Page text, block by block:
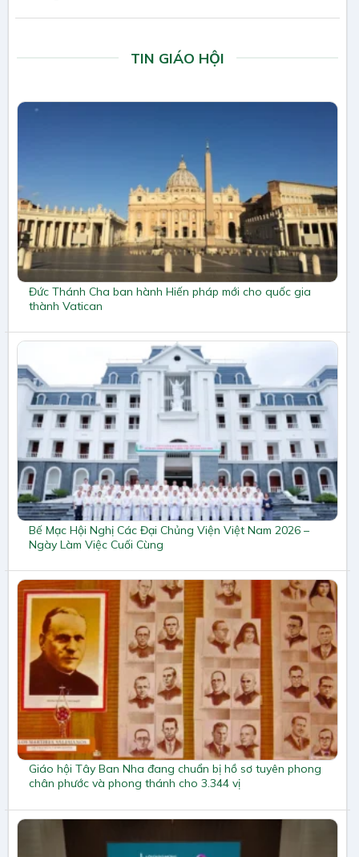
TIN GIÁO HỘI
Đức Thánh Cha ban hành Hiến pháp mới cho quốc gia
thành Vatican
Bế Mạc Hội Nghị Các Đại Chủng Viện Việt Nam 2026 –
Ngày Làm Việc Cuối Cùng
Giáo hội Tây Ban Nha đang chuẩn bị hồ sơ tuyên phong
chân phước và phong thánh cho 3.344 vị